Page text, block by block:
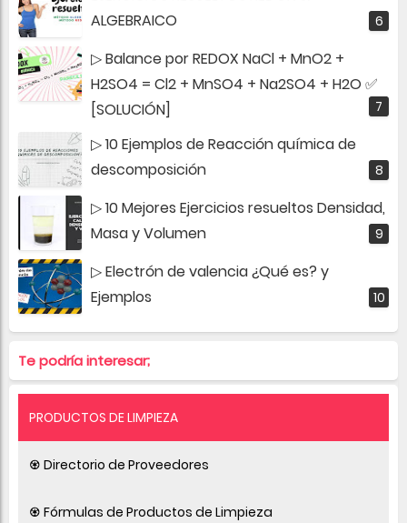
ALGEBRAICO
▷ Balance por REDOX NaCl + MnO2 +
H2SO4 = Cl2 + MnSO4 + Na2SO4 + H2O ✅
[SOLUCIÓN]
▷ 10 Ejemplos de Reacción química de
descomposición
▷ 10 Mejores Ejercicios resueltos Densidad,
Masa y Volumen
▷ Electrón de valencia ¿Qué es? y
Ejemplos
Te podría interesar;
PRODUCTOS DE LIMPIEZA
♼ Directorio de Proveedores
♼ Fórmulas de Productos de Limpieza